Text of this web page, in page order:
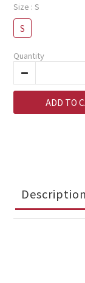
Size : S
S
Quantity
ADD TO
Description